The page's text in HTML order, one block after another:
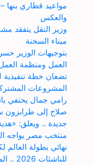
مواعيد قطاري بنها
والعكس
وزير النقل يتفقد
ميناء السخنة
بتوجيهات الوزير
العمل ومنظمة العمل
تضعان خطة تنفيذية
المشروعات
رامي جمال يحتفي
صلاح إلى طرابزون
جديدة .. ويعلق:
منتخب مصر يواجه
نهائي بطولة العالم